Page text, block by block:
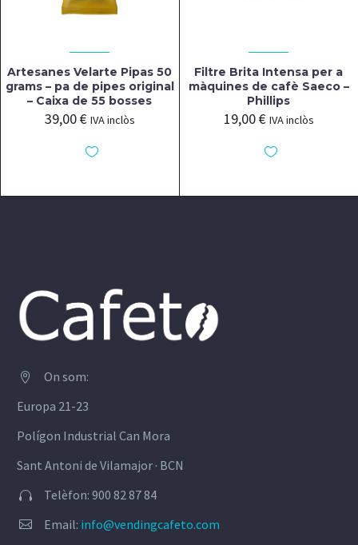
Artesanes Velarte Pipas 50
grams – pa de pipes original
– Caixa de 55 bosses
39,00€ IVA inclòs
Filtre Brita Intensa per a
màquines de cafè Saeco –
Phillips
19,00€ IVA inclòs


On som:
Europa 21-23
Polígon Industrial Can Mora
Sant Antoni de Vilamajor · BCN

 Telèfon: 900 82 87 84

 Email: info@vendingcafeto.com